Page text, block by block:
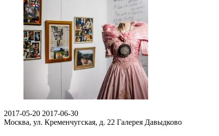
2017-05-20 2017-06-30
Москва, ул. Кременчугская, д. 22 Галерея Давыдково